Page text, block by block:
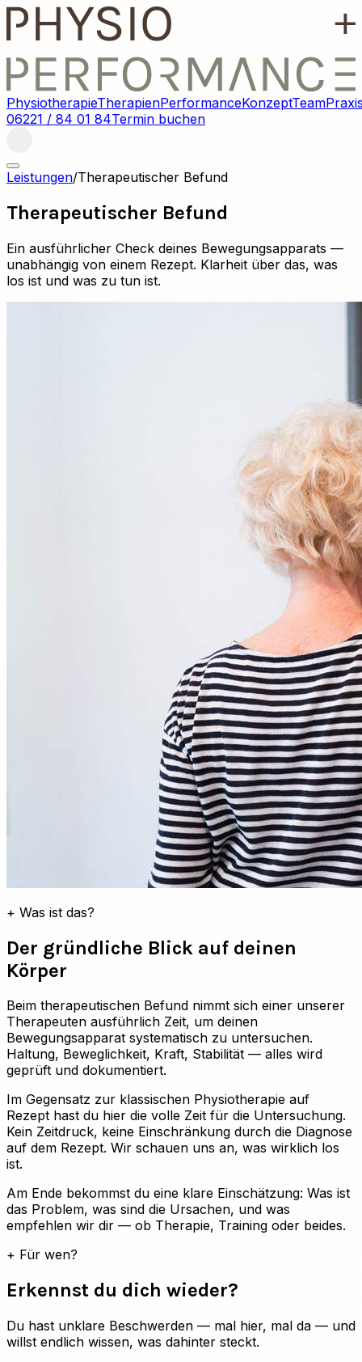
PhysiotherapieTherapienPerformanceKonzeptTeamPraxis
06221 / 84 01 84Termin buchen
Leistungen/Therapeutischer Befund
Therapeutischer Befund
Ein ausführlicher Check deines Bewegungsapparats —
unabhängig von einem Rezept. Klarheit über das, was
los ist und was zu tun ist.
+ Was ist das?
Der gründliche Blick auf deinen
Körper
Beim therapeutischen Befund nimmt sich einer unserer
Therapeuten ausführlich Zeit, um deinen
Bewegungsapparat systematisch zu untersuchen.
Haltung, Beweglichkeit, Kraft, Stabilität — alles wird
geprüft und dokumentiert.
Im Gegensatz zur klassischen Physiotherapie auf
Rezept hast du hier die volle Zeit für die Untersuchung.
Kein Zeitdruck, keine Einschränkung durch die Diagnose
auf dem Rezept. Wir schauen uns an, was wirklich los
ist.
Am Ende bekommst du eine klare Einschätzung: Was ist
das Problem, was sind die Ursachen, und was
empfehlen wir dir — ob Therapie, Training oder beides.
+ Für wen?
Erkennst du dich wieder?
Du hast unklare Beschwerden — mal hier, mal da — und
willst endlich wissen, was dahinter steckt.